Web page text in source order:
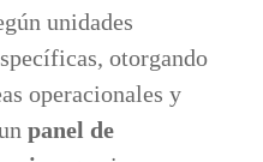
unidades
otorgando
operacionales y
panel de